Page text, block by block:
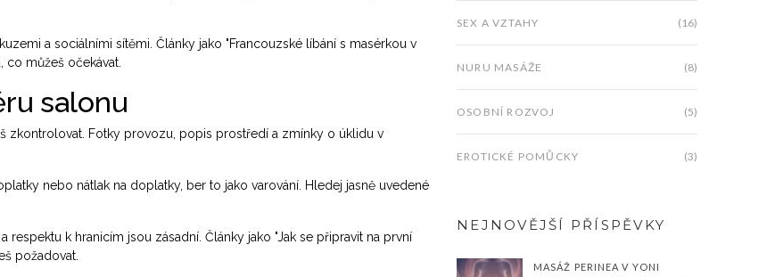
a sociálními sítěmi. Články jako "Francouzské líbání s masérkou v
co můžeš očekávat.
salonu
zkontrolovat. Fotky provozu, popis prostředí a zmínky o úklidu v
nebo nátlak na doplatky, ber to jako varování. Hledej jasně uvedené
k hranicím jsou zásadní. Články jako "Jak se připravit na první
požadovat.
SEX A VZTAHY (16)
NURU MASÁŽE (8)
OSOBNÍ ROZVOJ (5)
EROTICKÉ POMŮCKY (3)
NEJNOVĚJŠÍ PŘÍSPĚVKY
MASÁŽ PERINEA V YONI